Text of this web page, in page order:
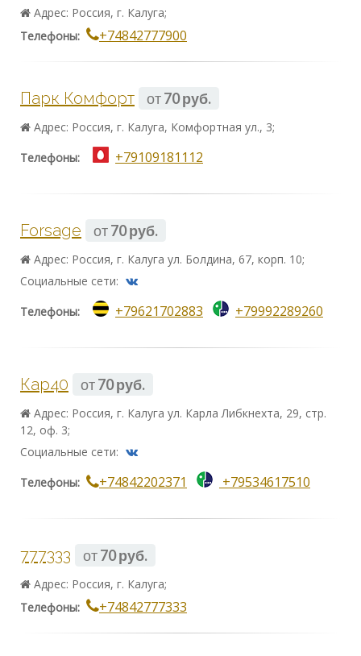
Адрес: Россия, г. Калуга;
Телефоны:
+74842777900
Парк Комфорт от70 руб.
Адрес: Россия, г. Калуга, Комфортная ул., 3;
Телефоны: +79109181112
Forsage от70 руб.
Адрес: Россия, г. Калуга ул. Болдина, 67, корп. 10;
Социальные сети:
Телефоны: +79621702883 +79992289260
Кар40 от70 руб.
Адрес: Россия, г. Калуга ул. Карла Либкнехта, 29, стр.
12, оф. 3;
Социальные сети:
Телефоны: +74842202371 +79534617510
777333 от70 руб.
Адрес: Россия, г. Калуга;
Телефоны:
+74842777333